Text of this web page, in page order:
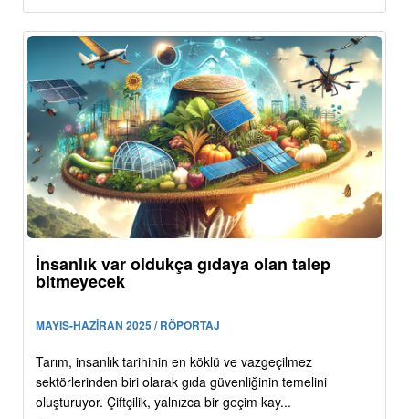
İnsanlık var oldukça gıdaya olan talep
bitmeyecek
MAYIS-HAZİRAN 2025 / RÖPORTAJ
Tarım, insanlık tarihinin en köklü ve vazgeçilmez
sektörlerinden biri olarak gıda güvenliğinin temelini
oluşturuyor. Çiftçilik, yalnızca bir geçim kay...